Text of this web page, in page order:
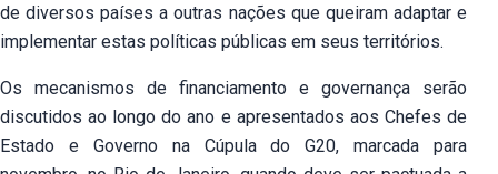
de diversos países a outras nações que queiram adaptar e
implementar estas políticas públicas em seus territórios.
Os mecanismos de financiamento e governança serão
discutidos ao longo do ano e apresentados aos Chefes de
Estado e Governo na Cúpula do G20, marcada para